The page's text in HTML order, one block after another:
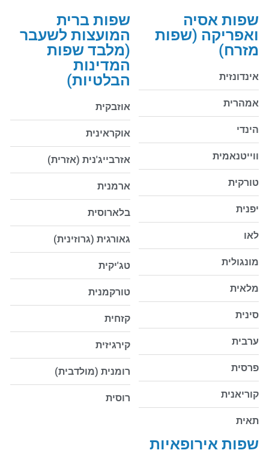
שפות אסיה
ואפריקה (שפות
מזרח)
אינדונזית
אמהרית
הינדי
ווייטנאמית
טורקית
יפנית
לאו
מונגולית
מלאית
סינית
ערבית
פרסית
קוריאנית
תאית
שפות ברית
המועצות לשעבר
(מלבד שפות
המדינות
הבלטיות)
אוזבקית
אוקראינית
אזרבייג'נית (אזרית)
ארמנית
בלארוסית
גאורגית (גרוזינית)
טג'יקית
טורקמנית
קזחית
קירגיזית
רומנית (מולדבית)
רוסית
שפות אירופאיות